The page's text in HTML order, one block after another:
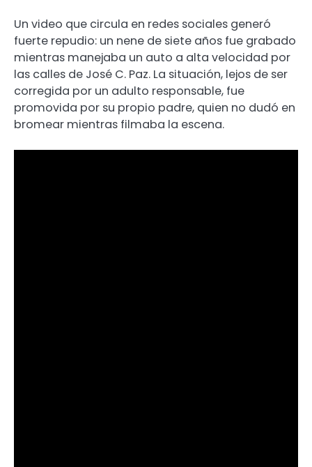
Un video que circula en redes sociales generó
fuerte repudio: un nene de siete años fue grabado
mientras manejaba un auto a alta velocidad por
las calles de José C. Paz. La situación, lejos de ser
corregida por un adulto responsable, fue
promovida por su propio padre, quien no dudó en
bromear mientras filmaba la escena.